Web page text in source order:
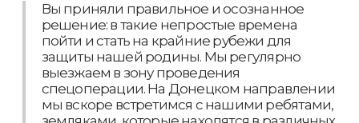
Вы приняли правильное и осознанное
решение: в такие непростые времена
пойти и стать на крайние рубежи для
защиты нашей родины. Мы регулярно
выезжаем в зону проведения
спецоперации. На Донецком направлении
мы вскоре встретимся с нашими ребятами,